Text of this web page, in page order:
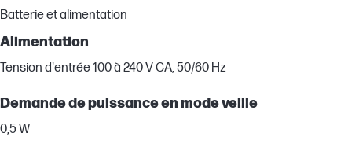
Batterie et alimentation
Alimentation
Tension d'entrée 100 à 240 V CA, 50/60 Hz
Demande de puissance en mode veille
0,5 W